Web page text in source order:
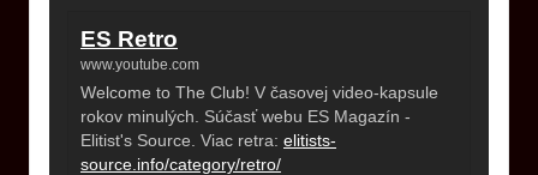
ES Retro
www.youtube.com
Welcome to The Club! V časovej video-kapsule
rokov minulých. Súčasť webu ES Magazín -
Elitist's Source. Viac retra: elitists-
source.info/category/retro/